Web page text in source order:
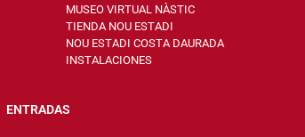
MUSEO VIRTUAL NÀSTIC
TIENDA NOU ESTADI
NOU ESTADI COSTA DAURADA
INSTALACIONES
ENTRADAS